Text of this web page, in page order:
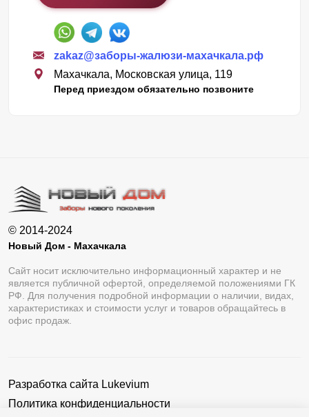
zakaz@заборы-жалюзи-махачкала.рф
Махачкала, Московская улица, 119
Перед приездом обязательно позвоните
© 2014-2024
Новый Дом - Махачкала
Сайт носит исключительно информационный характер и не
является публичной офертой, определяемой положениями ГК
РФ. Для получения подробной информации о наличии, видах,
характеристиках и стоимости услуг и товаров обращайтесь в
офис продаж.
Разработка сайта Lukevium
Политика конфиденциальности